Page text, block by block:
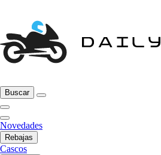
Buscar
Novedades
Rebajas
Cascos